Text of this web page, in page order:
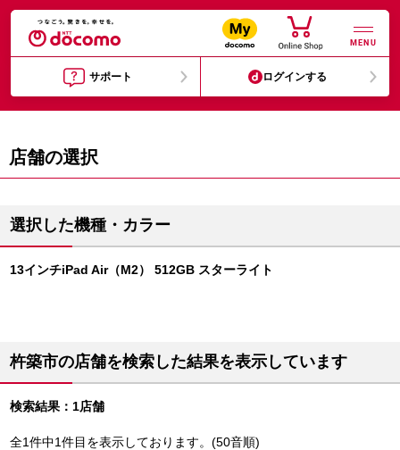
MENU
サポート ログインする
店舗の選択
選択した機種・カラー
13インチiPad Air（M2） 512GB スターライト
杵築市の店舗を検索した結果を表示しています
検索結果：1店舗
全1件中1件目を表示しております。(50音順)